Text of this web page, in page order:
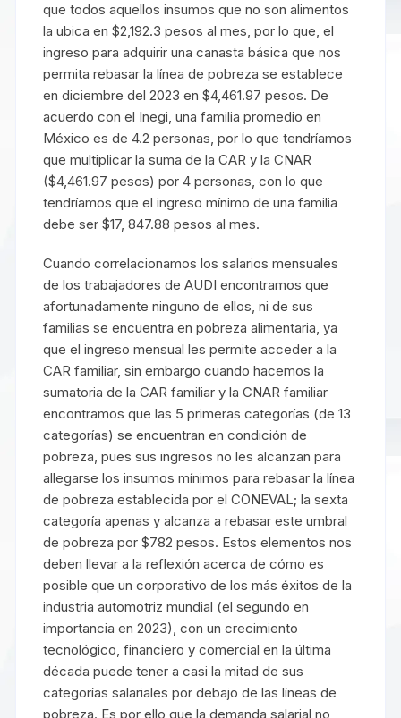
que todos aquellos insumos que no son alimentos
la ubica en $2,192.3 pesos al mes, por lo que, el
ingreso para adquirir una canasta básica que nos
permita rebasar la línea de pobreza se establece
en diciembre del 2023 en $4,461.97 pesos. De
acuerdo con el Inegi, una familia promedio en
México es de 4.2 personas, por lo que tendríamos
que multiplicar la suma de la CAR y la CNAR
($4,461.97 pesos) por 4 personas, con lo que
tendríamos que el ingreso mínimo de una familia
debe ser $17, 847.88 pesos al mes.
Cuando correlacionamos los salarios mensuales
de los trabajadores de AUDI encontramos que
afortunadamente ninguno de ellos, ni de sus
familias se encuentra en pobreza alimentaria, ya
que el ingreso mensual les permite acceder a la
CAR familiar, sin embargo cuando hacemos la
sumatoria de la CAR familiar y la CNAR familiar
encontramos que las 5 primeras categorías (de 13
categorías) se encuentran en condición de
pobreza, pues sus ingresos no les alcanzan para
allegarse los insumos mínimos para rebasar la línea
de pobreza establecida por el CONEVAL; la sexta
categoría apenas y alcanza a rebasar este umbral
de pobreza por $782 pesos. Estos elementos nos
deben llevar a la reflexión acerca de cómo es
posible que un corporativo de los más éxitos de la
industria automotriz mundial (el segundo en
importancia en 2023), con un crecimiento
tecnológico, financiero y comercial en la última
década puede tener a casi la mitad de sus
categorías salariales por debajo de las líneas de
pobreza. Es por ello que la demanda salarial no